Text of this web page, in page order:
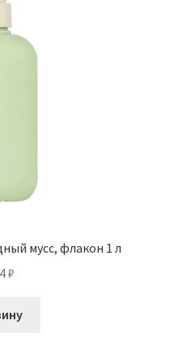
мусс, флакон 1 л
₽